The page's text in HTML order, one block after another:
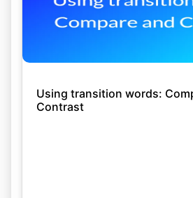
Using transition words:
Contrast